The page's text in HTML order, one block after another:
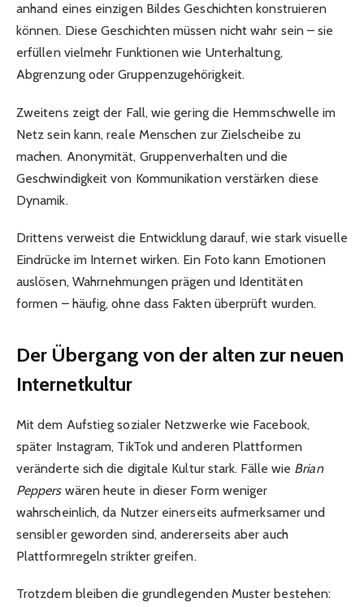
anhand eines einzigen Bildes Geschichten konstruieren
können. Diese Geschichten müssen nicht wahr sein – sie
erfüllen vielmehr Funktionen wie Unterhaltung,
Abgrenzung oder Gruppenzugehörigkeit.
Zweitens zeigt der Fall, wie gering die Hemmschwelle im
Netz sein kann, reale Menschen zur Zielscheibe zu
machen. Anonymität, Gruppenverhalten und die
Geschwindigkeit von Kommunikation verstärken diese
Dynamik.
Drittens verweist die Entwicklung darauf, wie stark visuelle
Eindrücke im Internet wirken. Ein Foto kann Emotionen
auslösen, Wahrnehmungen prägen und Identitäten
formen – häufig, ohne dass Fakten überprüft wurden.
Der Übergang von der alten zur neuen
Internetkultur
Mit dem Aufstieg sozialer Netzwerke wie Facebook,
später Instagram, TikTok und anderen Plattformen
veränderte sich die digitale Kultur stark. Fälle wie Brian
Pepperswären heute in dieser Form weniger
wahrscheinlich, da Nutzer einerseits aufmerksamer und
sensibler geworden sind, andererseits aber auch
Plattformregeln strikter greifen.
Trotzdem bleiben die grundlegenden Muster bestehen: